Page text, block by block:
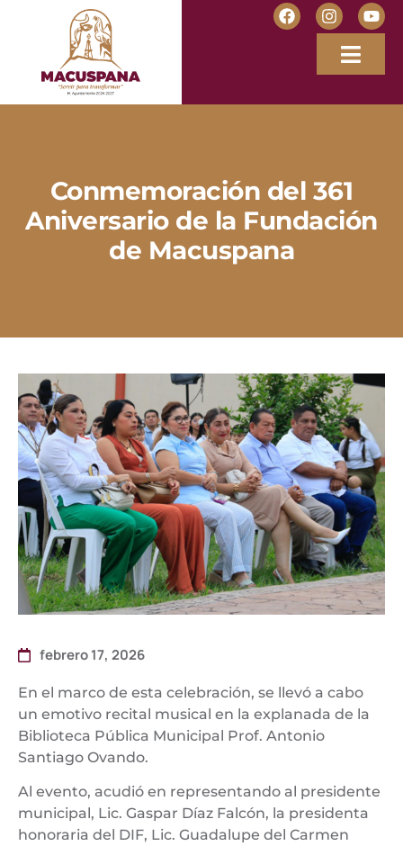
Conmemoración del 361
Aniversario de la Fundación
de Macuspana
febrero 17, 2026
En el marco de esta celebración, se llevó a cabo
un emotivo recital musical en la explanada de la
Biblioteca Pública Municipal Prof. Antonio
Santiago Ovando.
Al evento, acudió en representando al presidente
municipal, Lic. Gaspar Díaz Falcón, la presidenta
honoraria del DIF, Lic. Guadalupe del Carmen